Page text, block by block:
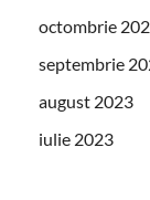
octombrie
septembrie
august 2023
iulie 2023